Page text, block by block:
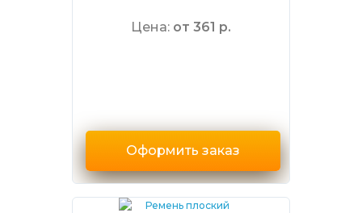
Цена: от 361 р.
Оформить заказ